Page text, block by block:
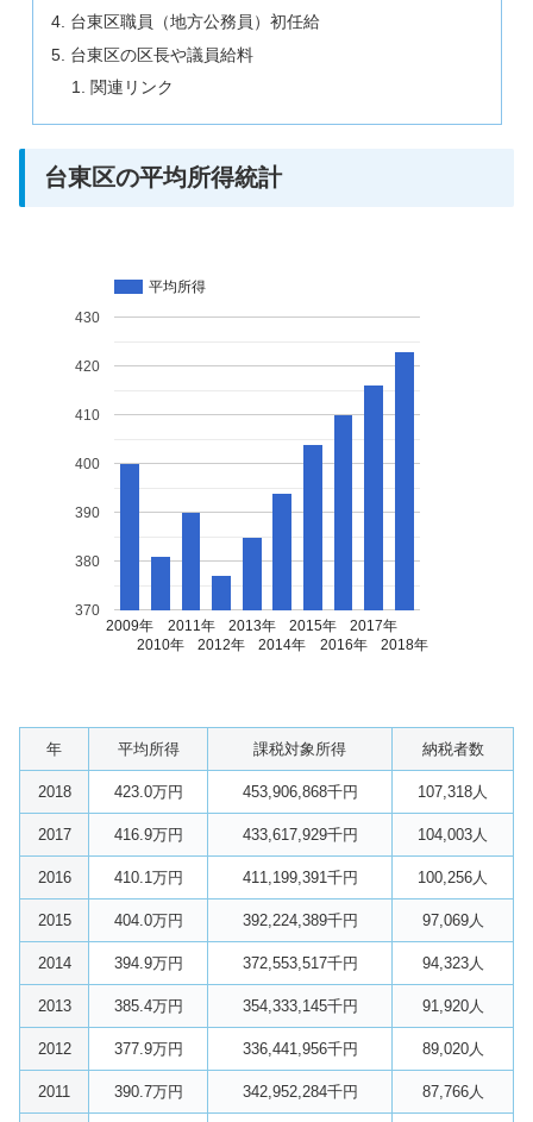
台東区職員（地方公務員）初任給
台東区の区長や議員給料
関連リンク
台東区の平均所得統計
平均所得
2009年
2010年
2011年
2012年
2013年
2014年
2015年
2016年
2017年
2018年
370
380
390
400
410
420
430
年 平均所得 課税対象所得 納税者数
2018 423.0万円 453,906,868千円 107,318人
2017 416.9万円 433,617,929千円 104,003人
2016 410.1万円 411,199,391千円 100,256人
2015 404.0万円 392,224,389千円 97,069人
2014 394.9万円 372,553,517千円 94,323人
2013 385.4万円 354,333,145千円 91,920人
2012 377.9万円 336,441,956千円 89,020人
2011 390.7万円 342,952,284千円 87,766人